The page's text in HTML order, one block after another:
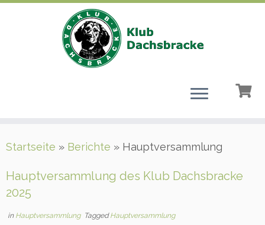
Inhalt
Startseite » Berichte » Hauptversammlung
Hauptversammlung des Klub Dachsbracke
2025
in Hauptversammlung TaggedHauptversammlung